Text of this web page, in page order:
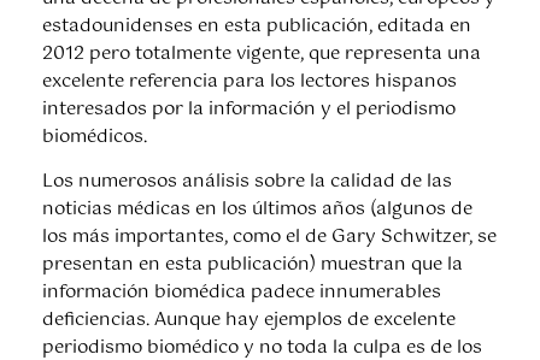
estadounidenses en esta publicación, editada en
2012 pero totalmente vigente, que representa una
excelente referencia para los lectores hispanos
interesados por la información y el periodismo
biomédicos.
Los numerosos análisis sobre la calidad de las
noticias médicas en los últimos años (algunos de
los más importantes, como el de Gary Schwitzer, se
presentan en esta publicación) muestran que la
información biomédica padece innumerables
deficiencias. Aunque hay ejemplos de excelente
periodismo biomédico y no toda la culpa es de los